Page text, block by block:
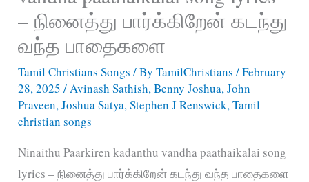
– நினைத்து பார்க்கிறேன் கடந்து
வந்த பாதைகளை
Tamil Christians Songs / ByTamilChristians/February
28, 2025/ Avinash Sathish,Benny Joshua,John
Praveen,Joshua Satya,Stephen J Renswick,Tamil
christian songs
Ninaithu Paarkiren kadanthu vandha paathaikalai song
lyrics – நினைத்து பார்க்கிறேன் கடந்து வந்த பாதைகளை